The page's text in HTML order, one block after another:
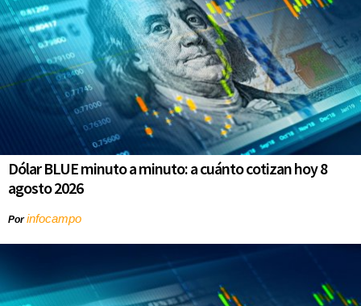
Dólar BLUE minuto a minuto: a cuánto cotizan hoy 8
agosto 2026
Porinfocampo